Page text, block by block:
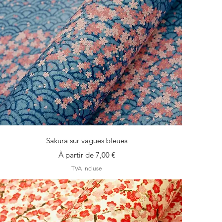
Aperçu rapide
Sakura sur vagues bleues
À partir de 7,00 €
Prix promotionnel
TVA Incluse